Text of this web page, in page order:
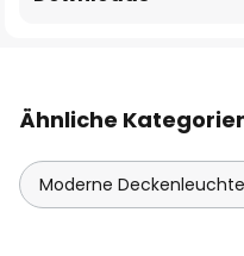
Ähnliche
Moderne